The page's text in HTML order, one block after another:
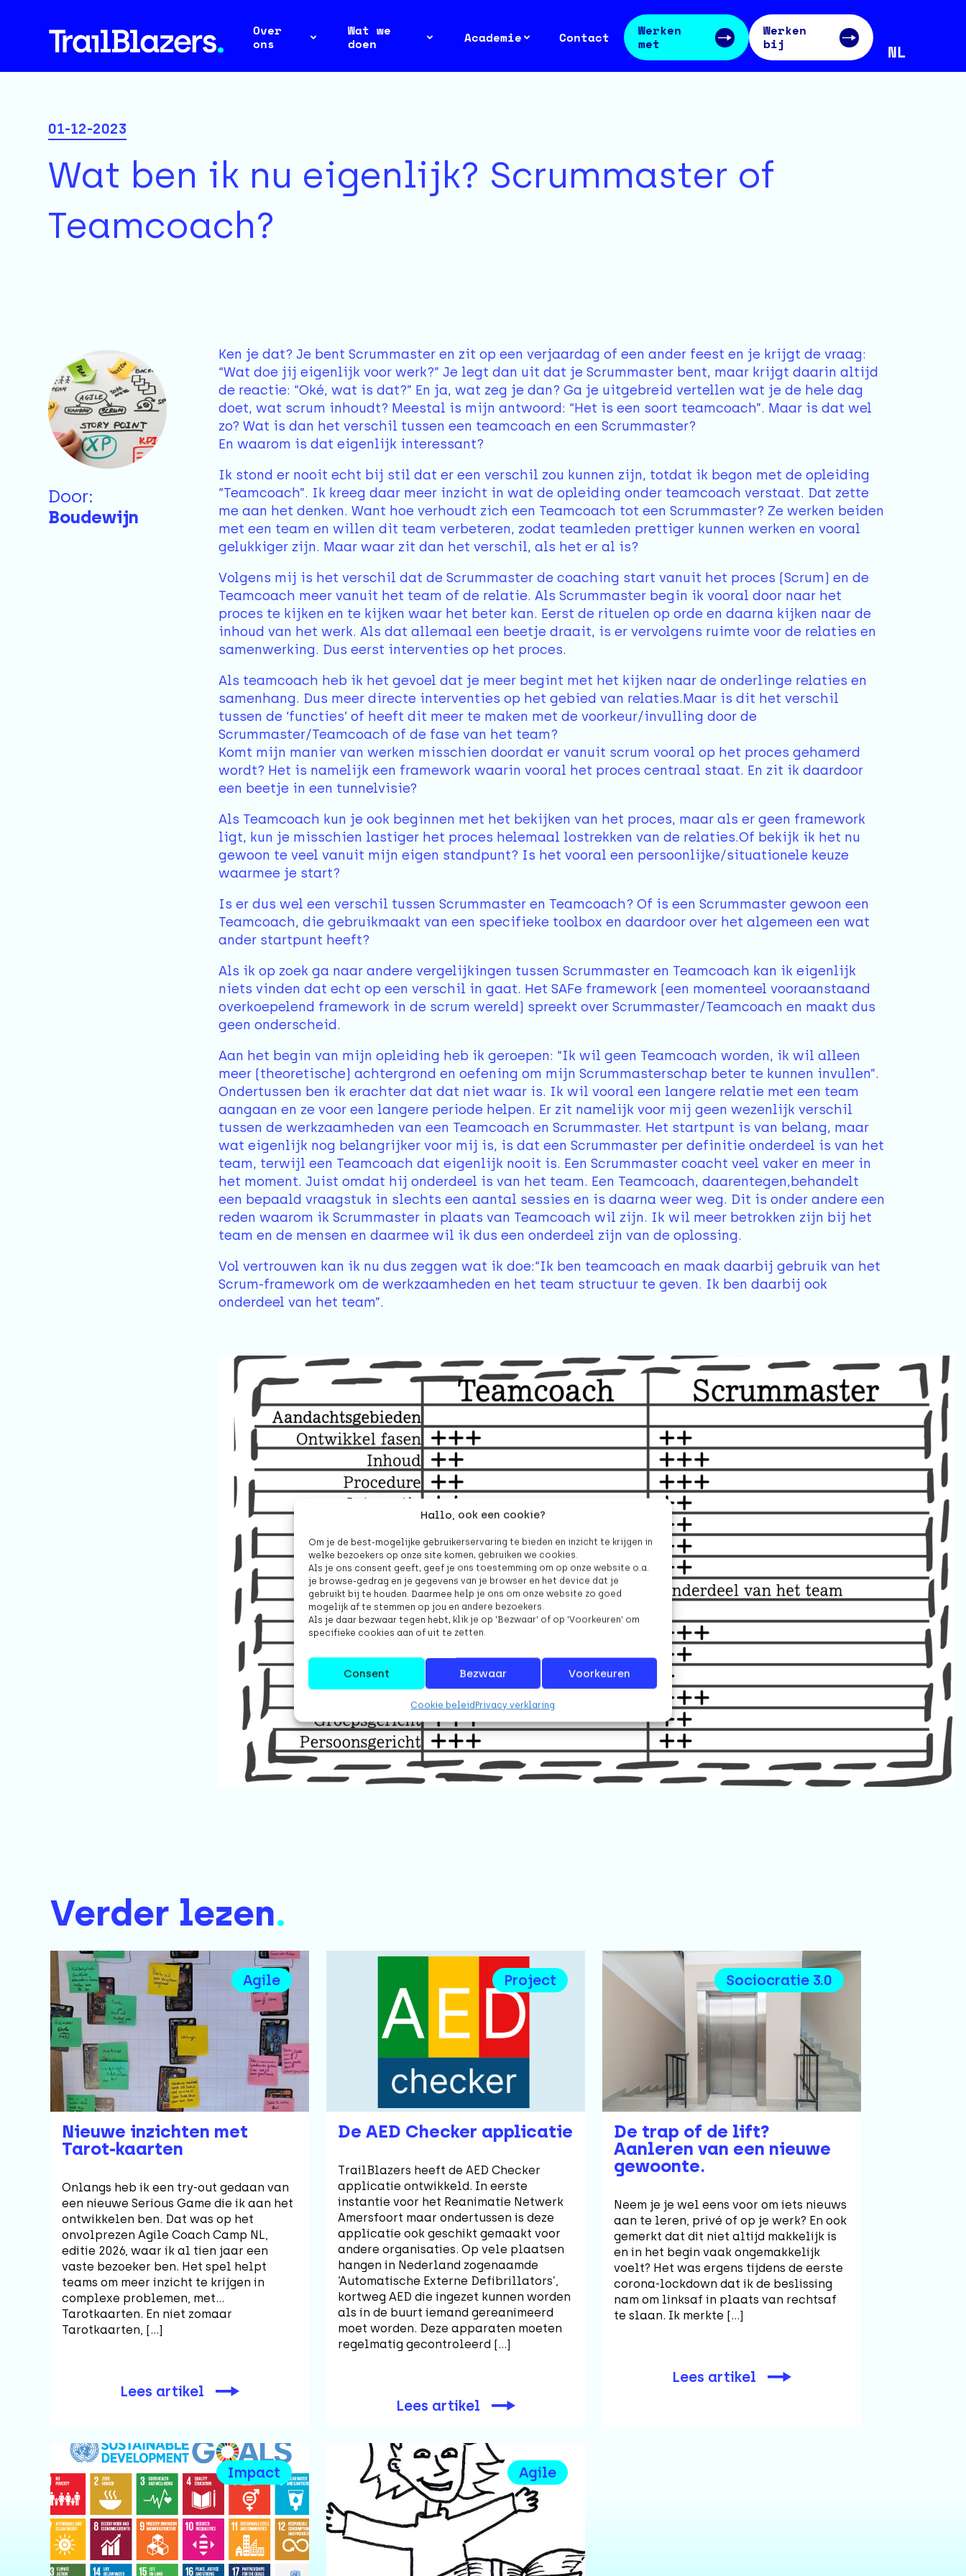
Hallo, ook een cookie?
Om je de best-mogelijke gebruikerservaring te bieden en inzicht te krijgen in
welke bezoekers op onze site komen, gebruiken we cookies.
Als je ons consent geeft, geef je ons toestemming om op onze website o.a.
je browse-gedrag en je gegevens van je browser en het device dat je
gebruikt bij te houden. Daarmee help je ons om onze website zo goed
mogelijk af te stemmen op jou en andere bezoekers.
Als je daar bezwaar tegen hebt, klik je op 'Bezwaar' of op 'Voorkeuren' om
specifieke cookies aan of uit te zetten.
Consent Bezwaar Voorkeuren
Cookie beleid Privacy verklaring
Over
ons
Wat we
doen Academie Contact Werken
met
Werken
bij NL
01-12-2023
Wat ben ik nu eigenlijk? Scrummaster of
Teamcoach?
Door:
Boudewijn
Ken je dat? Je bent Scrummaster en zit op een verjaardag of een ander feest en je krijgt de vraag:
“Wat doe jij eigenlijk voor werk?” Je legt dan uit dat je Scrummaster bent, maar krijgt daarin altijd
de reactie: “Oké, wat is dat?” En ja, wat zeg je dan? Ga je uitgebreid vertellen wat je de hele dag
doet, wat scrum inhoudt? Meestal is mijn antwoord: “Het is een soort teamcoach”. Maar is dat wel
zo? Wat is dan het verschil tussen een teamcoach en een Scrummaster?
En waarom is dat eigenlijk interessant?
Ik stond er nooit echt bij stil dat er een verschil zou kunnen zijn, totdat ik begon met de opleiding
“Teamcoach”. Ik kreeg daar meer inzicht in wat de opleiding onder teamcoach verstaat. Dat zette
me aan het denken. Want hoe verhoudt zich een Teamcoach tot een Scrummaster? Ze werken beiden
met een team en willen dit team verbeteren, zodat teamleden prettiger kunnen werken en vooral
gelukkiger zijn. Maar waar zit dan het verschil, als het er al is?
Volgens mij is het verschil dat de Scrummaster de coaching start vanuit het proces (Scrum) en de
Teamcoach meer vanuit het team of de relatie. Als Scrummaster begin ik vooral door naar het
proces te kijken en te kijken waar het beter kan. Eerst de rituelen op orde en daarna kijken naar de
inhoud van het werk. Als dat allemaal een beetje draait, is er vervolgens ruimte voor de relaties en
samenwerking. Dus eerst interventies op het proces.
Als teamcoach heb ik het gevoel dat je meer begint met het kijken naar de onderlinge relaties en
samenhang. Dus meer directe interventies op het gebied van relaties.Maar is dit het verschil
tussen de ‘functies’ of heeft dit meer te maken met de voorkeur/invulling door de
Scrummaster/Teamcoach of de fase van het team?
Komt mijn manier van werken misschien doordat er vanuit scrum vooral op het proces gehamerd
wordt? Het is namelijk een framework waarin vooral het proces centraal staat. En zit ik daardoor
een beetje in een tunnelvisie?
Als Teamcoach kun je ook beginnen met het bekijken van het proces, maar als er geen framework
ligt, kun je misschien lastiger het proces helemaal lostrekken van de relaties.Of bekijk ik het nu
gewoon te veel vanuit mijn eigen standpunt? Is het vooral een persoonlijke/situationele keuze
waarmee je start?
Is er dus wel een verschil tussen Scrummaster en Teamcoach? Of is een Scrummaster gewoon een
Teamcoach, die gebruikmaakt van een specifieke toolbox en daardoor over het algemeen een wat
ander startpunt heeft?
Als ik op zoek ga naar andere vergelijkingen tussen Scrummaster en Teamcoach kan ik eigenlijk
niets vinden dat echt op een verschil in gaat. Het SAFe framework (een momenteel vooraanstaand
overkoepelend framework in de scrum wereld) spreekt over Scrummaster/Teamcoach en maakt dus
geen onderscheid.
Aan het begin van mijn opleiding heb ik geroepen: “Ik wil geen Teamcoach worden, ik wil alleen
meer (theoretische) achtergrond en oefening om mijn Scrummasterschap beter te kunnen invullen”.
Ondertussen ben ik erachter dat dat niet waar is. Ik wil vooral een langere relatie met een team
aangaan en ze voor een langere periode helpen. Er zit namelijk voor mij geen wezenlijk verschil
tussen de werkzaamheden van een Teamcoach en Scrummaster. Het startpunt is van belang, maar
wat eigenlijk nog belangrijker voor mij is, is dat een Scrummaster per definitie onderdeel is van het
team, terwijl een Teamcoach dat eigenlijk nooit is. Een Scrummaster coacht veel vaker en meer in
het moment. Juist omdat hij onderdeel is van het team. Een Teamcoach, daarentegen,behandelt
een bepaald vraagstuk in slechts een aantal sessies en is daarna weer weg. Dit is onder andere een
reden waarom ik Scrummaster in plaats van Teamcoach wil zijn. Ik wil meer betrokken zijn bij het
team en de mensen en daarmee wil ik dus een onderdeel zijn van de oplossing.
Vol vertrouwen kan ik nu dus zeggen wat ik doe:“Ik ben teamcoach en maak daarbij gebruik van het
Scrum-framework om de werkzaamheden en het team structuur te geven. Ik ben daarbij ook
onderdeel van het team”.
Verder lezen.
Agile
Nieuwe inzichten met
Tarot-kaarten
Onlangs heb ik een try-out gedaan van
een nieuwe Serious Game die ik aan het
ontwikkelen ben. Dat was op het
onvolprezen Agile Coach Camp NL,
editie 2026, waar ik al tien jaar een
vaste bezoeker ben. Het spel helpt
teams om meer inzicht te krijgen in
complexe problemen, met…
Tarotkaarten. En niet zomaar
Tarotkaarten, […]
Lees artikel
Project
De AED Checker applicatie
TrailBlazers heeft de AED Checker
applicatie ontwikkeld. In eerste
instantie voor het Reanimatie Netwerk
Amersfoort maar ondertussen is deze
applicatie ook geschikt gemaakt voor
andere organisaties. Op vele plaatsen
hangen in Nederland zogenaamde
‘Automatische Externe Defibrillators’,
kortweg AED die ingezet kunnen worden
als in de buurt iemand gereanimeerd
moet worden. Deze apparaten moeten
regelmatig gecontroleerd […]
Lees artikel
Sociocratie 3.0
De trap of de lift?
Aanleren van een nieuwe
gewoonte.
Neem je je wel eens voor om iets nieuws
aan te leren, privé of op je werk? En ook
gemerkt dat dit niet altijd makkelijk is
en in het begin vaak ongemakkelijk
voelt? Het was ergens tijdens de eerste
corona-lockdown dat ik de beslissing
nam om linksaf in plaats van rechtsaf
te slaan. Ik merkte […]
Lees artikel
Impact Agile